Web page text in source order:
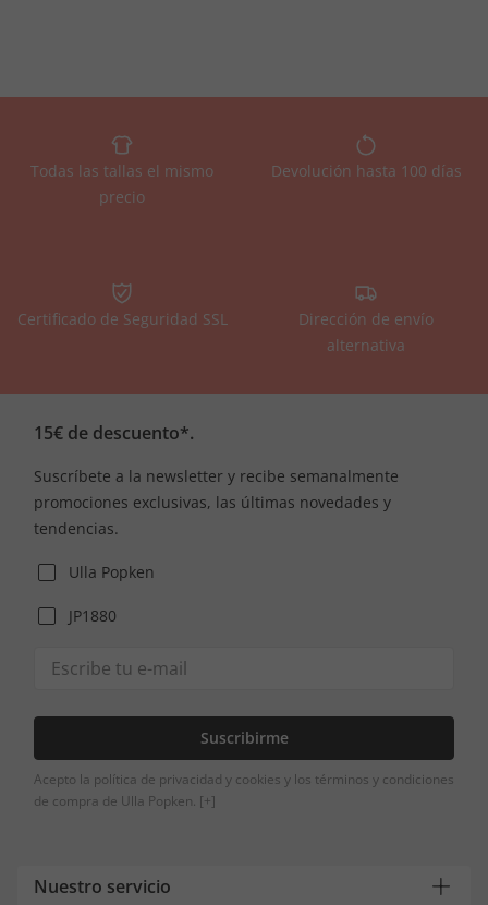
Todas las tallas el mismo
precio
Devolución hasta 100 días
Certificado de Seguridad SSL
Dirección de envío
alternativa
15€ de descuento*.
Suscríbete a la newsletter y recibe semanalmente
promociones exclusivas, las últimas novedades y
tendencias.
Ulla Popken
JP1880
Suscribirme
Acepto la política de privacidad y cookies y los términos y condiciones
de compra de Ulla Popken. [+]
Nuestro servicio